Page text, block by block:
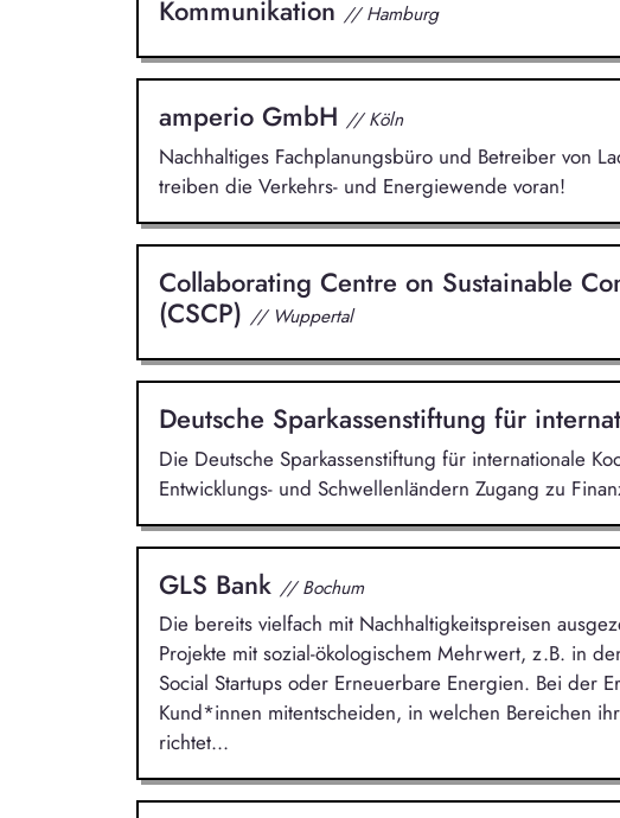
Kommunikation // Hamburg
amperio GmbH // Köln
Nachhaltiges Fachplanungsbüro und Betreiber von
treiben die Verkehrs- und Energiewende voran!
Collaborating Centre on Sustainable
(CSCP) // Wuppertal
Deutsche Sparkassenstiftung für
Die Deutsche Sparkassenstiftung für internationale
Entwicklungs- und Schwellenländern Zugang zu
GLS Bank // Bochum
Die bereits vielfach mit Nachhaltigkeitspreisen
Projekte mit sozial-ökologischem Mehrwert, z.B. in
Social Startups oder Erneuerbare Energien. Bei der
Kund*innen mitentscheiden, in welchen Bereichen
richtet...